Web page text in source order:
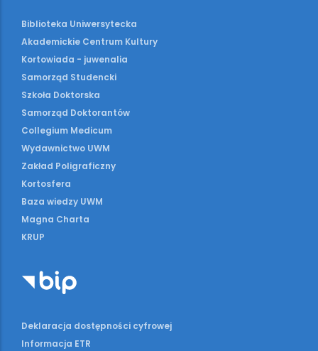
Biblioteka Uniwersytecka
Akademickie Centrum Kultury
Kortowiada - juwenalia
Samorząd Studencki
Szkoła Doktorska
Samorząd Doktorantów
Collegium Medicum
Wydawnictwo UWM
Zakład Poligraficzny
Kortosfera
Baza wiedzy UWM
Magna Charta
KRUP
Deklaracja dostępności cyfrowej
Informacja ETR